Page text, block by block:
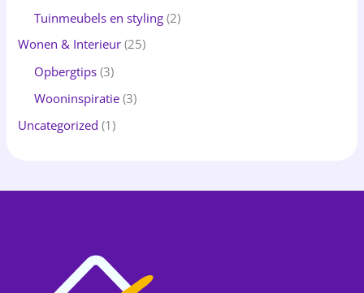
Tuinmeubels en styling (2)
Wonen & Interieur (25)
Opbergtips (3)
Wooninspiratie (3)
Uncategorized (1)